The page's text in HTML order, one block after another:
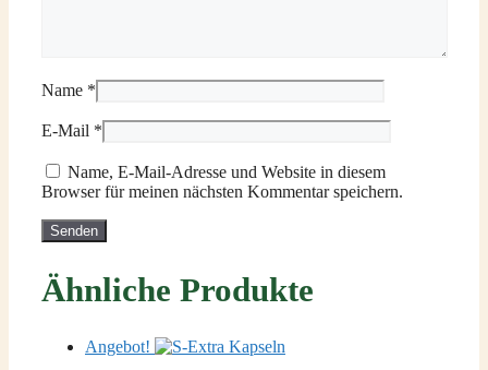
Name *
E-Mail *
Name, E-Mail-Adresse und Website in diesem
Browser für meinen nächsten Kommentar speichern.
Ähnliche Produkte
Angebot!